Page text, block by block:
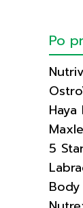
Po
Haya
5